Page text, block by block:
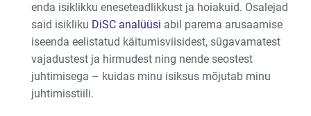
enda isiklikku eneseteadlikkust ja hoiakuid. Osalejad
said isikliku DiSC analüüsi abil parema arusaamise
iseenda eelistatud käitumisviisidest, sügavamatest
vajadustest ja hirmudest ning nende seostest
juhtimisega – kuidas minu isiksus mõjutab minu
juhtimisstiili.